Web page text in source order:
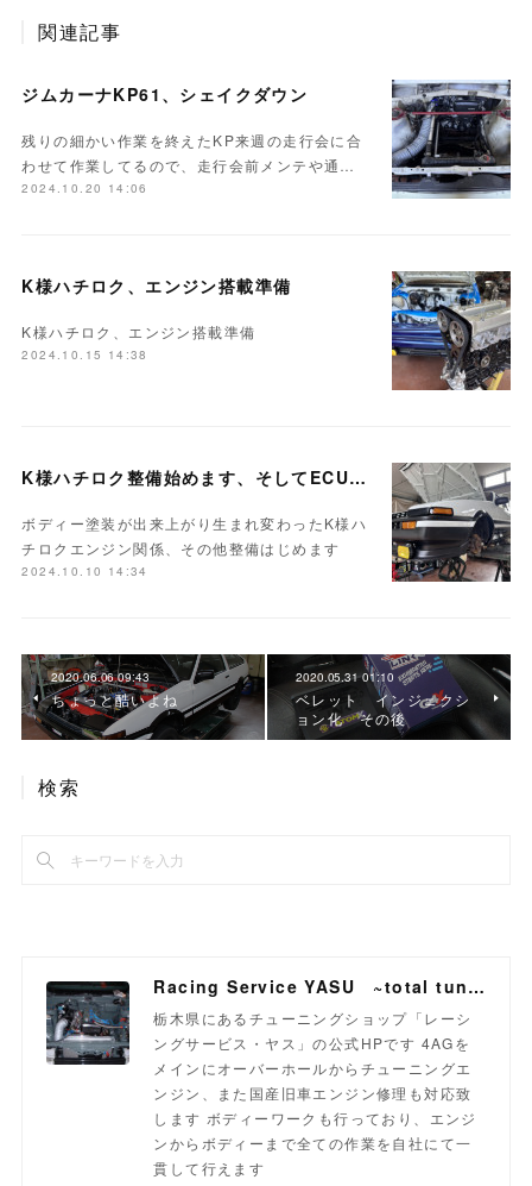
関連記事
ジムカーナKP61、シェイクダウン
残りの細かい作業を終えたKP来週の走行会に合
わせて作業してるので、走行会前メンテや通…
2024.10.20 14:06
K様ハチロク、エンジン搭載準備
K様ハチロク、エンジン搭載準備
2024.10.15 14:38
K様ハチロク整備始めます、そしてECUセッティング
ボディー塗装が出来上がり生まれ変わったK様ハ
チロクエンジン関係、その他整備はじめます
2024.10.10 14:34
2020.06.06 09:43
ちょっと酷いよね
2020.05.31 01:10
ベレット インジェクシ
ョン化 その後
検索
Racing Service YASU ~total tuning proshop~
栃木県にあるチューニングショップ「レーシ
ングサービス・ヤス」の公式HPです 4AGを
メインにオーバーホールからチューニングエ
ンジン、また国産旧車エンジン修理も対応致
します ボディーワークも行っており、エンジ
ンからボディーまで全ての作業を自社にて一
貫して行えます